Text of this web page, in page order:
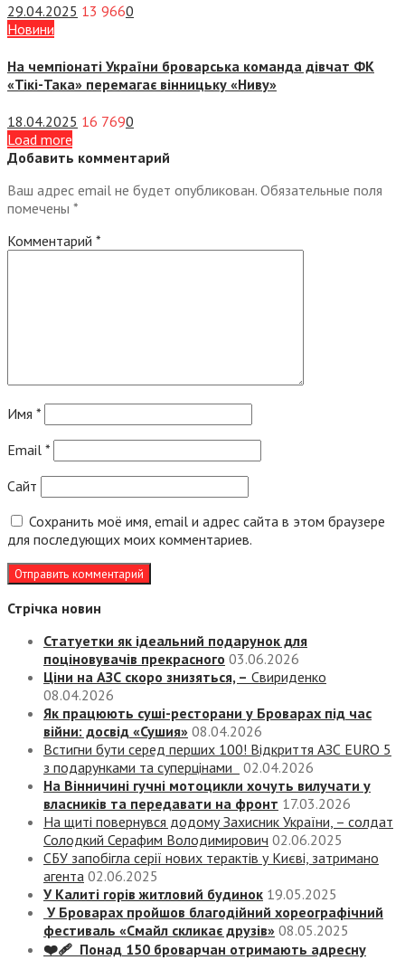
29.04.2025 13 9660
Новини
На чемпіонаті України броварська команда дівчат ФК
«Тікі-Така» перемагає вінницьку «Ниву»
18.04.2025 16 7690
Load more
Добавить комментарий
Ваш адрес email не будет опубликован. Обязательные поля
помечены *
Комментарий *
Имя *
Email *
Сайт
Сохранить моё имя, email и адрес сайта в этом браузере
для последующих моих комментариев.
Стрічка новин
Статуетки як ідеальний подарунок для
поціновувачів прекрасного 03.06.2026
Ціни на АЗС скоро знизяться, – Свириденко
08.04.2026
Як працюють суші-ресторани у Броварах під час
війни: досвід «Сушия» 08.04.2026
Встигни бути серед перших 100! Відкриття АЗС EURO 5
з подарунками та суперцінами
02.04.2026
На Вінничині гучні мотоцикли хочуть вилучати у
власників та передавати на фронт 17.03.2026
На щиті повернувся додому Захисник України, – солдат
Солодкий Серафим Володимирович 02.06.2025
СБУ запобігла серії нових терактів у Києві, затримано
агента 02.06.2025
У Калиті горів житловий будинок 19.05.2025
У Броварах пройшов благодійний хореографічний
фестиваль «Смайл скликає друзів» 08.05.2025
❤️‍🩹 Понад 150 броварчан отримають адресну